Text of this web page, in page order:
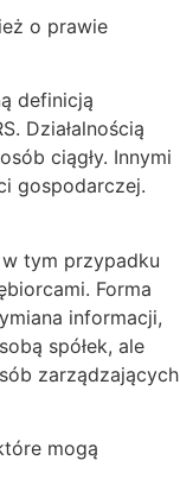
o prawie
definicją
Działalnością
ciągły. Innymi
gospodarczej.
tym przypadku
Forma
informacji,
spółek, ale
zarządzających
mogą